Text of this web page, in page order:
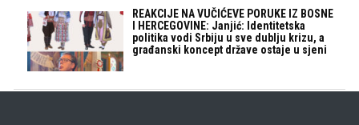
REAKCIJE NA VUČIĆEVE PORUKE IZ BOSNE
I HERCEGOVINE: Janjić: Identitetska
politika vodi Srbiju u sve dublju krizu, a
građanski koncept države ostaje u sjeni